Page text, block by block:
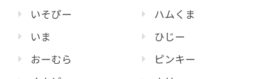
いそぴー
いま
おーむら
ハムくま
ひじー
ピンキー